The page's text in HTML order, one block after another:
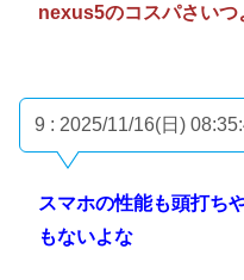
nexus5のコスパさいつ
9 : 2025/11/16(日)
スマホの性能も頭打ち
もないよな